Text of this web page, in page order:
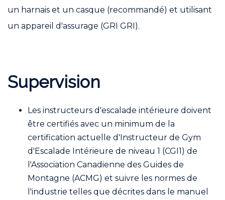
un harnais et un casque (recommandé) et utilisant
un appareil d'assurage (GRI GRI).
Supervision
Les instructeurs d'escalade intérieure doivent
être certifiés avec un minimum de la
certification actuelle d'Instructeur de Gym
d'Escalade Intérieure de niveau 1 (CGI1) de
l'Association Canadienne des Guides de
Montagne (ACMG) et suivre les normes de
l'industrie telles que décrites dans le manuel